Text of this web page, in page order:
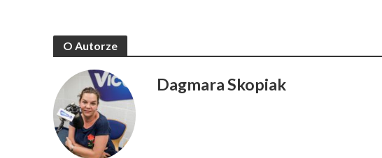
O Autorze
Dagmara Skopiak